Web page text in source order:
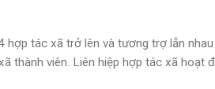
tác xã trở lên và tương trợ lẫn
thành viên. Liên hiệp hợp tác xã hoạt